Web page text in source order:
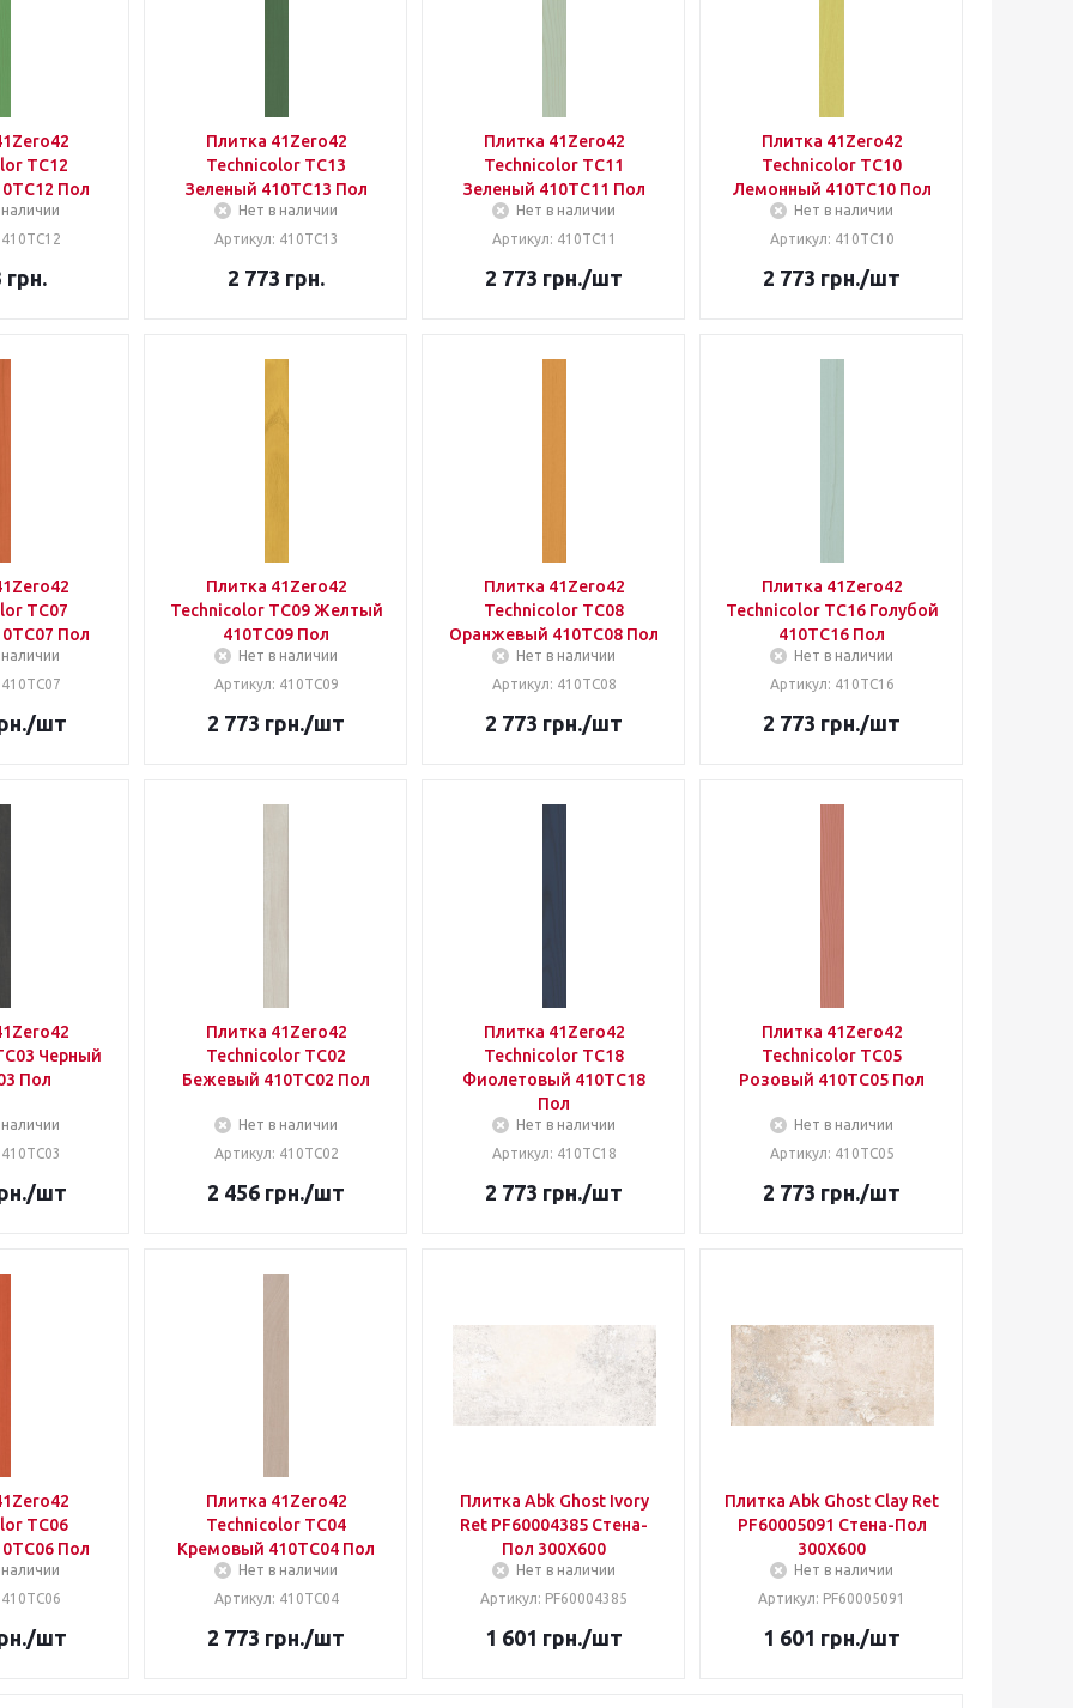
TC12
Пол
грн.
Плитка 41Zero42
Technicolor TC13
Зеленый 410TC13 Пол
Нет в наличии
Артикул: 410TC13
2 773 грн.
Плитка 41Zero42
Technicolor TC11
Зеленый 410TC11 Пол
Нет в наличии
Артикул: 410TC11
2 773 грн./шт
Плитка 41Zero42
Technicolor TC10
Лемонный 410TC10 Пол
Нет в наличии
Артикул: 410TC10
2 773 грн./шт
TC07
Пол
/шт
Плитка 41Zero42
Technicolor TC09 Желтый
410TC09 Пол
Нет в наличии
Артикул: 410TC09
2 773 грн./шт
Плитка 41Zero42
Technicolor TC08
Оранжевый 410TC08 Пол
Нет в наличии
Артикул: 410TC08
2 773 грн./шт
Плитка 41Zero42
Technicolor TC16 Голубой
410TC16 Пол
Нет в наличии
Артикул: 410TC16
2 773 грн./шт
Черный
Пол
/шт
Плитка 41Zero42
Technicolor TC02
Бежевый 410TC02 Пол
Нет в наличии
Артикул: 410TC02
2 456 грн./шт
Плитка 41Zero42
Technicolor TC18
Фиолетовый 410TC18
Пол
Нет в наличии
Артикул: 410TC18
2 773 грн./шт
Плитка 41Zero42
Technicolor TC05
Розовый 410TC05 Пол
Нет в наличии
Артикул: 410TC05
2 773 грн./шт
TC06
Пол
/шт
Плитка 41Zero42
Technicolor TC04
Кремовый 410TC04 Пол
Нет в наличии
Артикул: 410TC04
2 773 грн./шт
Плитка Abk Ghost Ivory
Ret PF60004385 Стена-
Пол 300Х600
Нет в наличии
Артикул: PF60004385
1 601 грн./шт
Плитка Abk Ghost Clay Ret
PF60005091 Стена-Пол
300Х600
Нет в наличии
Артикул: PF60005091
1 601 грн./шт